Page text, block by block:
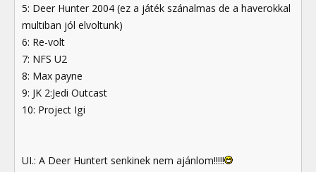
5: Deer Hunter 2004 (ez a játék szánalmas de a haverokkal
multiban jól elvoltunk)
6: Re-volt
7: NFS U2
8: Max payne
9: JK 2:Jedi Outcast
10: Project Igi
UI.: A Deer Huntert senkinek nem ajánlom!!!!!